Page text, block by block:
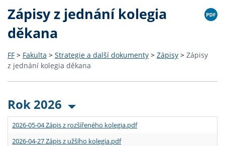
Zápisy z jednání kolegia
děkana
FF > Fakulta > Strategie a další dokumenty > Zápisy > Zápisy
z jednání kolegia děkana
Rok 2026
2026-05-04 Zápis z rozšířeného kolegia.pdf
2026-04-27 Zápis z užšího kolegia.pdf